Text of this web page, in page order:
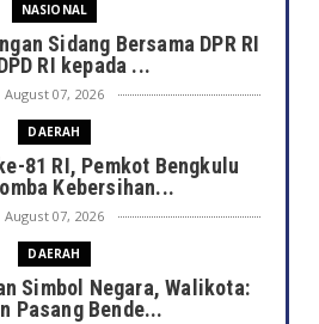
NASIONAL
Sidang Bersama DPR RI
RI kepada ...
August 07, 2026
DAERAH
81 RI, Pemkot Bengkulu
Kebersihan...
August 07, 2026
DAERAH
Simbol Negara, Walikota:
Pasang Bende...